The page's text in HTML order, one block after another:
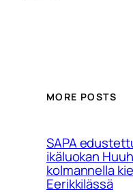
MORE POSTS
SAPA
ikäluokan
kolmannella
Eerikkilässä